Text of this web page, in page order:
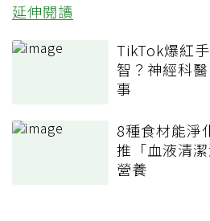
延伸閱讀
TikTok爆紅
智？神經科
事
8種食材能淨
推「血液清
營養